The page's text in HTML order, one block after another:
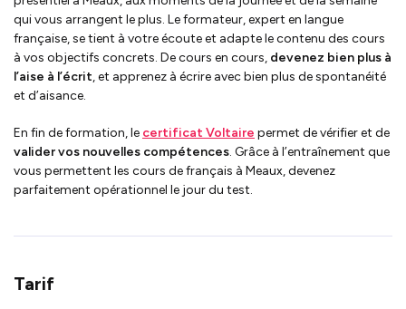
qui vous arrangent le plus. Le formateur, expert en langue
française, se tient à votre écoute et adapte le contenu des cours
à vos objectifs concrets. De cours en cours, devenez bien plus à
l’aise à l’écrit, et apprenez à écrire avec bien plus de spontanéité
et d’aisance.
En fin de formation, le certificat Voltaire permet de vérifier et de
valider vos nouvelles compétences. Grâce à l’entraînement que
vous permettent les cours de français à Meaux, devenez
parfaitement opérationnel le jour du test.
Tarif